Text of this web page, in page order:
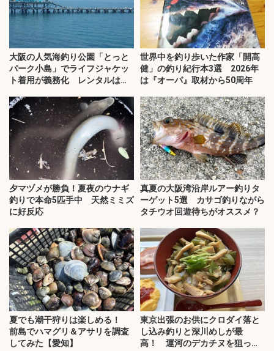
大阪の人気海釣り公園「とっと
パーク小島」でライフジャケッ
ト着用が義務化 レンタルはオ
世界中を釣り歩いた作家「開高
健」の釣り紀行本3選 2026年
は『オーパ』取材から50周年
夕マヅメが勝負！夏夜のウナギ
釣りで本命5匹手中 天然ミミズ
に好反応
真夏の大阪湾沿岸ルアー釣りタ
ーゲット5選 カサゴ釣りながら
タチウオ回遊待ちがオススメ？
夏でも潮干狩りは楽しめる！
前島でハマグリ＆アサリを調査
してみた【愛知】
東京出張のお供にクロダイ落と
し込み釣りと深川めしが最
高！ 運河のデカチヌを狙って